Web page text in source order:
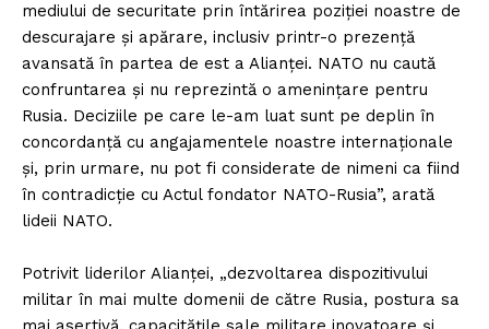
mediului de securitate prin întărirea poziţiei noastre de
descurajare şi apărare, inclusiv printr-o prezenţă
avansată în partea de est a Alianţei. NATO nu caută
confruntarea şi nu reprezintă o ameninţare pentru
Rusia. Deciziile pe care le-am luat sunt pe deplin în
concordanţă cu angajamentele noastre internaţionale
şi, prin urmare, nu pot fi considerate de nimeni ca fiind
în contradicţie cu Actul fondator NATO-Rusia”, arată
lideii NATO.
Potrivit liderilor Alianței, „dezvoltarea dispozitivului
militar în mai multe domenii de către Rusia, postura sa